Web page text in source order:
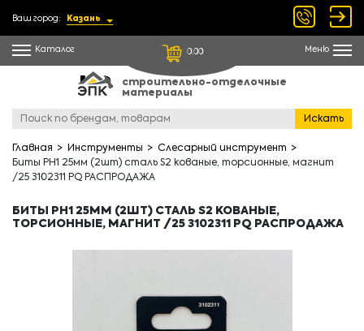
Ваш город: Казань
Каталог 0.00 Меню
строительно-отделочные
материалы
Искать
Главная Инструменты
Слесарный инструмент
Биты PH1 25мм (2шт) сталь S2 кованые, торсионные, магнит
/25 3102311 PQ РАСПРОДАЖА
БИТЫ PH1 25ММ (2ШТ) СТАЛЬ S2 КОВАНЫЕ,
ТОРСИОННЫЕ, МАГНИТ /25 3102311 PQ РАСПРОДАЖА